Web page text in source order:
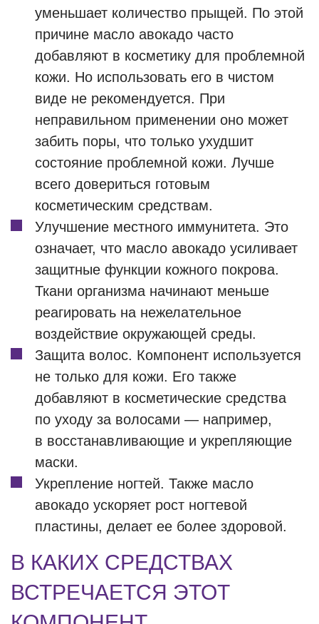
уменьшает количество прыщей. По этой
причине масло авокадо часто
добавляют в косметику для проблемной
кожи. Но использовать его в чистом
виде не рекомендуется. При
неправильном применении оно может
забить поры, что только ухудшит
состояние проблемной кожи. Лучше
всего довериться готовым
косметическим средствам.
Улучшение местного иммунитета. Это
означает, что масло авокадо усиливает
защитные функции кожного покрова.
Ткани организма начинают меньше
реагировать на нежелательное
воздействие окружающей среды.
Защита волос. Компонент используется
не только для кожи. Его также
добавляют в косметические средства
по уходу за волосами — например,
в восстанавливающие и укрепляющие
маски.
Укрепление ногтей. Также масло
авокадо ускоряет рост ногтевой
пластины, делает ее более здоровой.
В КАКИХ СРЕДСТВАХ
ВСТРЕЧАЕТСЯ ЭТОТ